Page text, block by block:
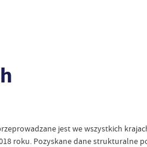
jest we wszystkich
roku. Pozyskane dane strukturalne